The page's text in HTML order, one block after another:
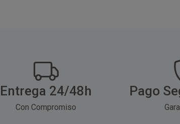
Entrega 24/48h
Con Compromiso
Pago